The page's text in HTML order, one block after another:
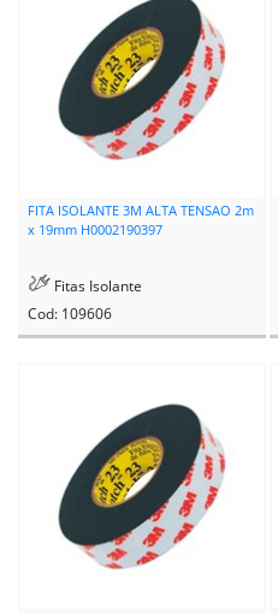
FITA ISOLANTE 3M ALTA TENSAO 2m
x 19mm H0002190397
Fitas Isolante
Cod: 109606